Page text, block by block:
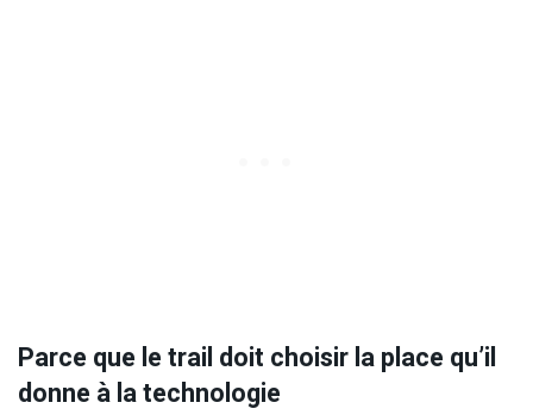
Parce que le trail doit choisir la place qu’il
donne à la technologie